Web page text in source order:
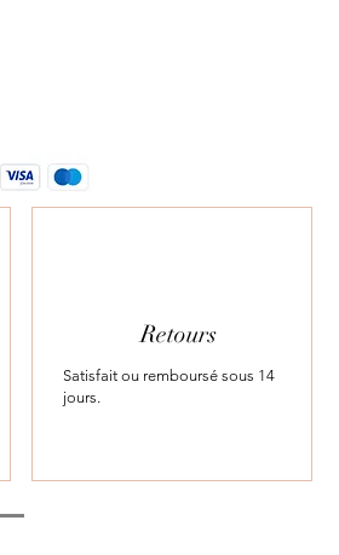
Retours
Satisfait ou remboursé sous 14
jours.